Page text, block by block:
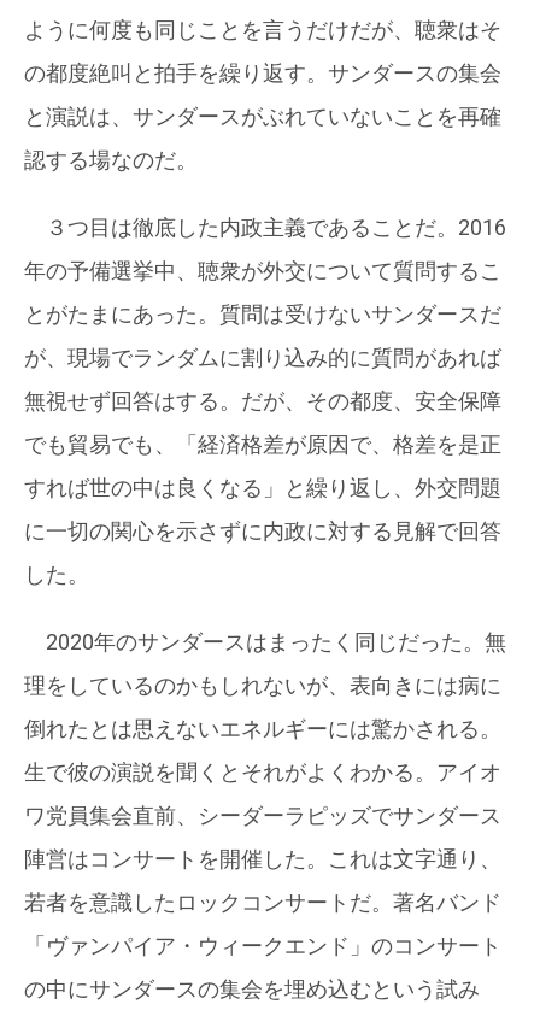
ように何度も同じことを言うだけだが、聴衆はそ
の都度絶叫と拍手を繰り返す。サンダースの集会
と演説は、サンダースがぶれていないことを再確
認する場なのだ。
３つ目は徹底した内政主義であることだ。2016
年の予備選挙中、聴衆が外交について質問するこ
とがたまにあった。質問は受けないサンダースだ
が、現場でランダムに割り込み的に質問があれば
無視せず回答はする。だが、その都度、安全保障
でも貿易でも、「経済格差が原因で、格差を是正
すれば世の中は良くなる」と繰り返し、外交問題
に一切の関心を示さずに内政に対する見解で回答
した。
2020年のサンダースはまったく同じだった。無
理をしているのかもしれないが、表向きには病に
倒れたとは思えないエネルギーには驚かされる。
生で彼の演説を聞くとそれがよくわかる。アイオ
ワ党員集会直前、シーダーラピッズでサンダース
陣営はコンサートを開催した。これは文字通り、
若者を意識したロックコンサートだ。著名バンド
「ヴァンパイア・ウィークエンド」のコンサート
の中にサンダースの集会を埋め込むという試み